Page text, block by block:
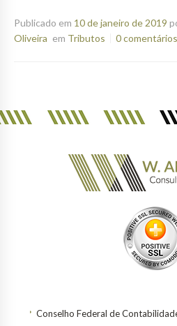
Publicado em 10 de janeiro de 2019
Oliveira em Tributos 0 comentários
Conselho Federal de